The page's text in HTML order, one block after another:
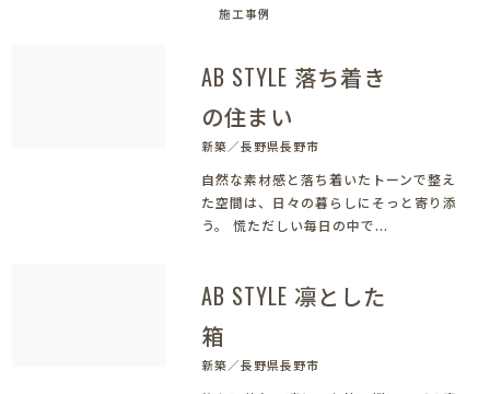
施工事例
AB STYLE 落ち着き
の住まい
新築／長野県長野市
自然な素材感と落ち着いたトーンで整え
た空間は、日々の暮らしにそっと寄り添
う。 慌ただしい毎日の中で...
AB STYLE 凛とした
箱
新築／長野県長野市